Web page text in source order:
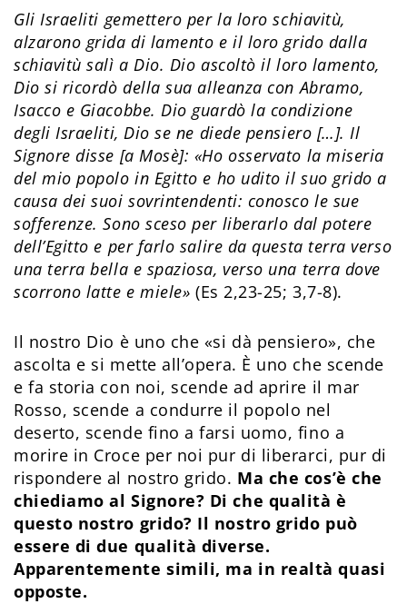
Gli Israeliti gemettero per la loro schiavitù,
alzarono grida di lamento e il loro grido dalla
schiavitù salì a Dio. Dio ascoltò il loro lamento,
Dio si ricordò della sua alleanza con Abramo,
Isacco e Giacobbe. Dio guardò la condizione
degli Israeliti, Dio se ne diede pensiero […]. Il
Signore disse [a Mosè]: «Ho osservato la miseria
del mio popolo in Egitto e ho udito il suo grido a
causa dei suoi sovrintendenti: conosco le sue
sofferenze. Sono sceso per liberarlo dal potere
dell’Egitto e per farlo salire da questa terra verso
una terra bella e spaziosa, verso una terra dove
scorrono latte e miele» (Es 2,23-25; 3,7-8).
Il nostro Dio è uno che «si dà pensiero», che
ascolta e si mette all’opera. È uno che scende
e fa storia con noi, scende ad aprire il mar
Rosso, scende a condurre il popolo nel
deserto, scende fino a farsi uomo, fino a
morire in Croce per noi pur di liberarci, pur di
rispondere al nostro grido. Ma che cos’è che
chiediamo al Signore? Di che qualità è
questo nostro grido? Il nostro grido può
essere di due qualità diverse.
Apparentemente simili, ma in realtà quasi
opposte.